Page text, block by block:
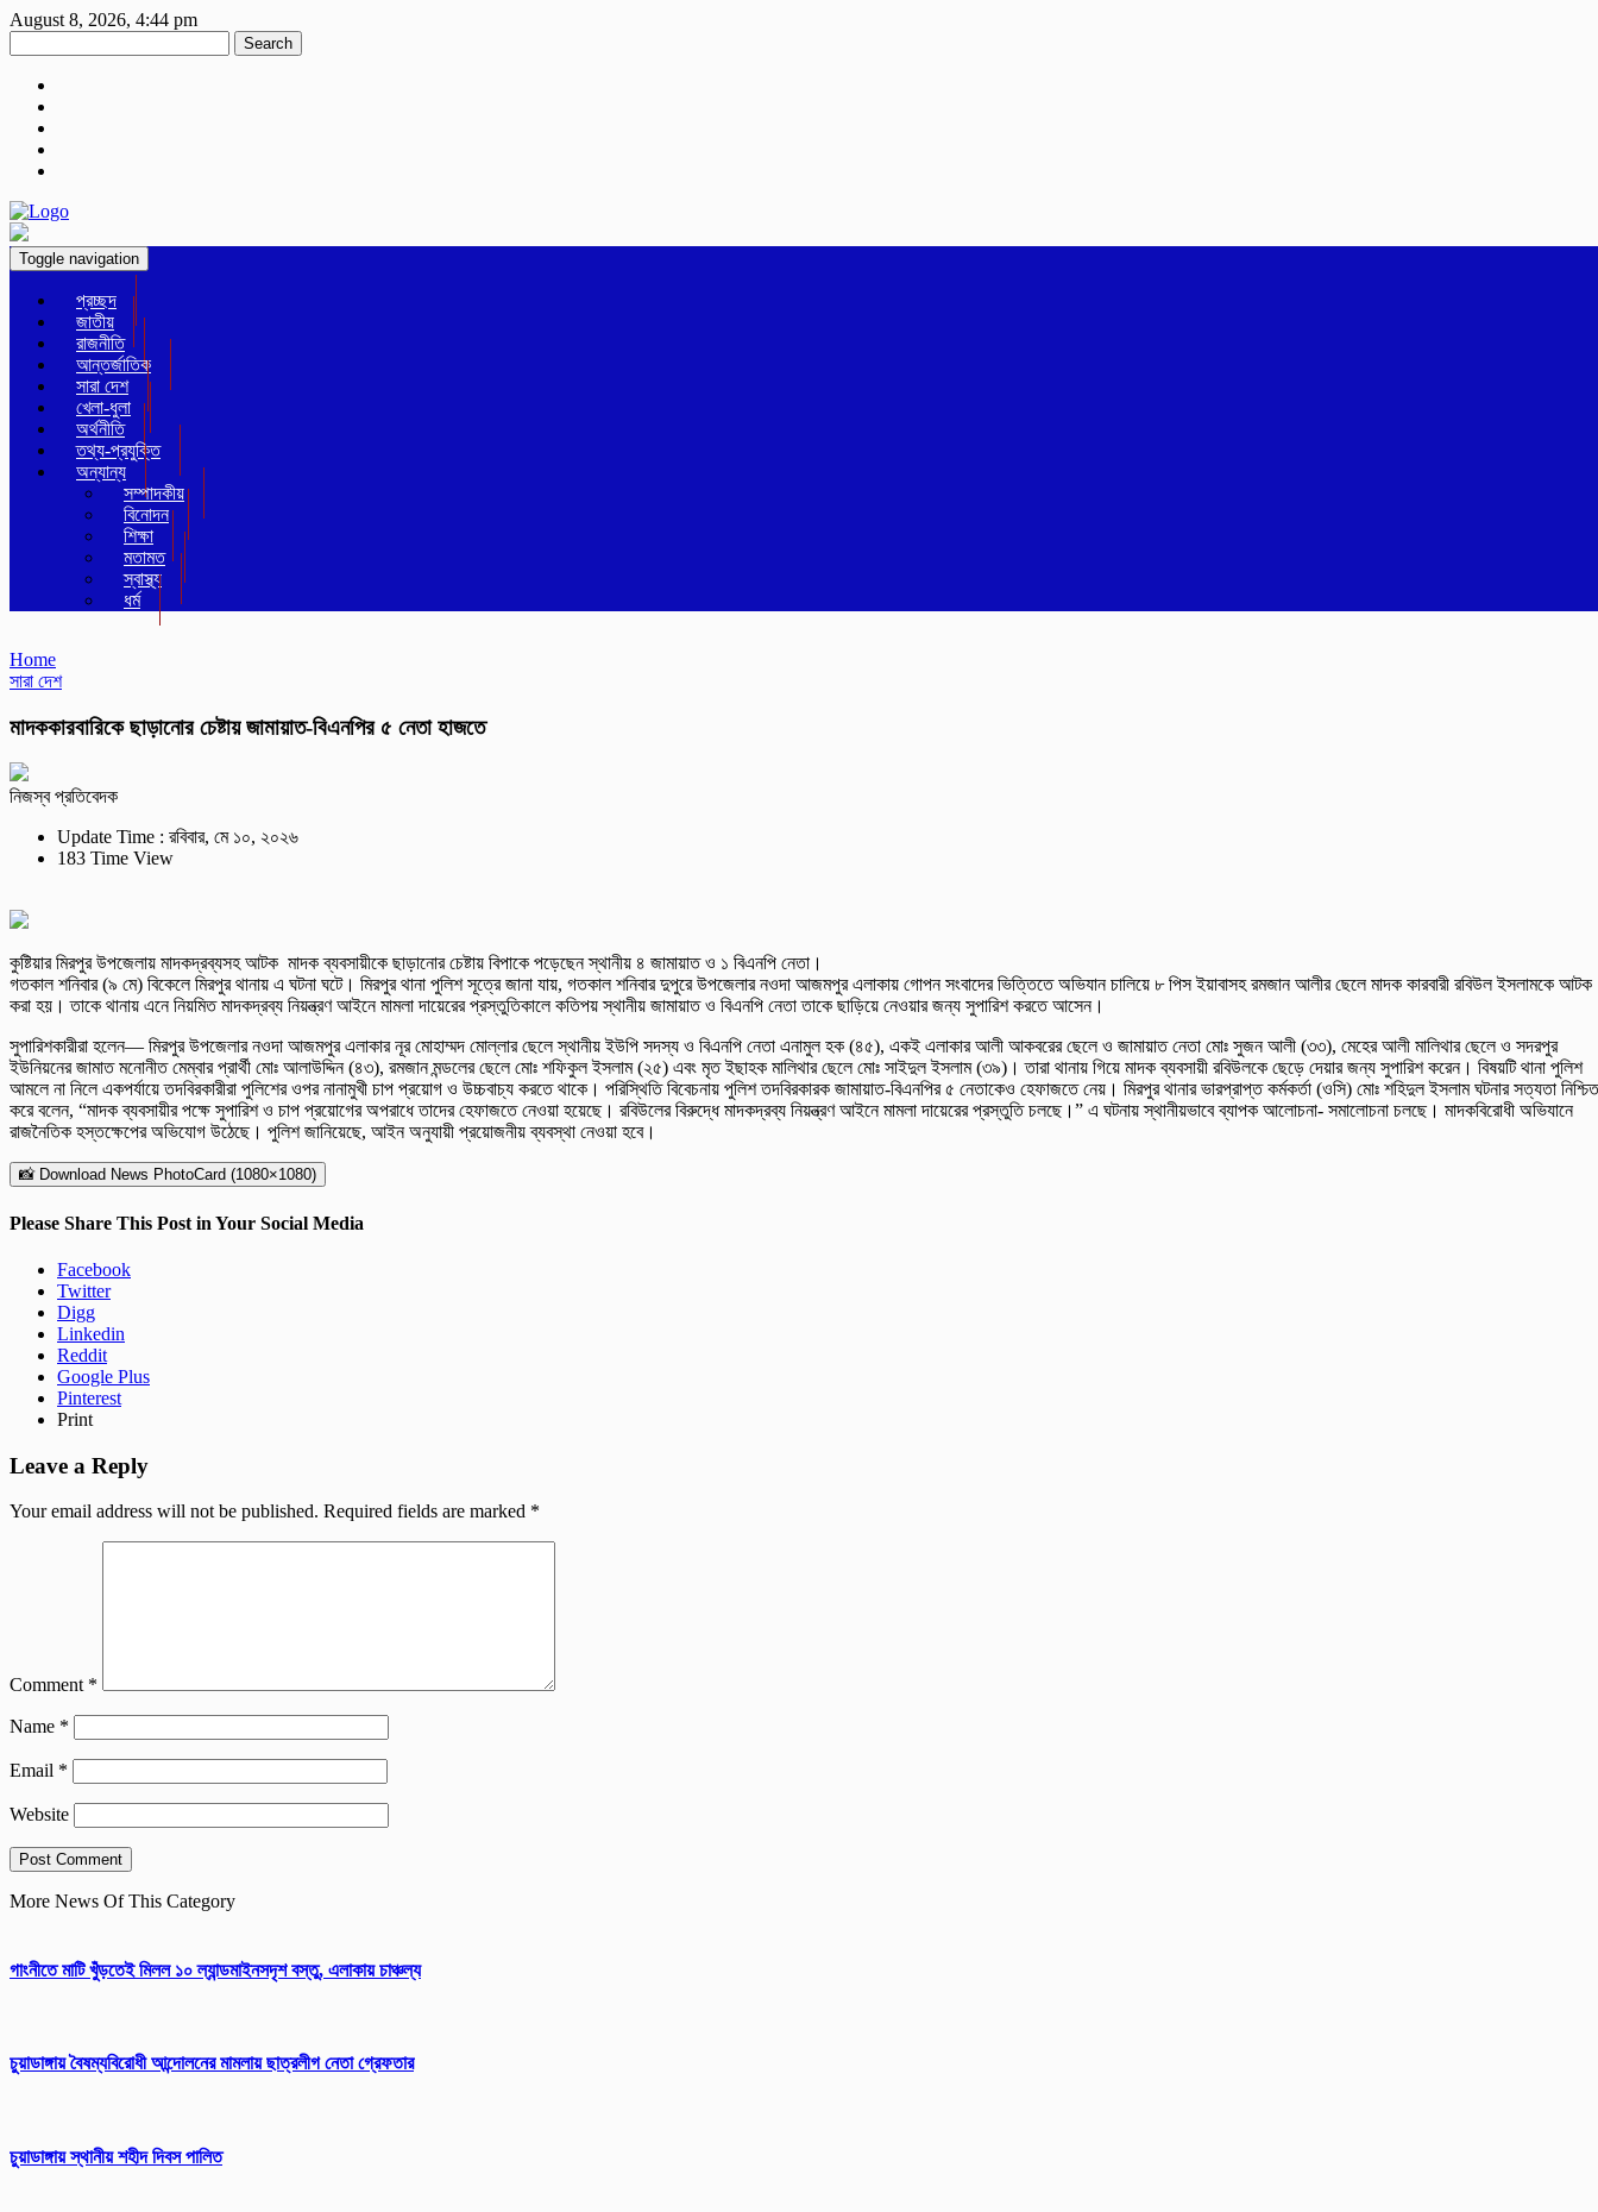
August 8, 2026, 4:44 pm
Search
Toggle navigation
প্রচ্ছদ
জাতীয়
রাজনীতি
আন্তর্জাতিক
সারা দেশ
খেলা-ধুলা
অর্থনীতি
তথ্য-প্রযুক্তি
অন্যান্য
সম্পাদকীয়
বিনোদন
শিক্ষা
মতামত
স্বাস্থ্য
ধর্ম
Home
সারা দেশ
মাদককারবারিকে ছাড়ানোর চেষ্টায় জামায়াত-বিএনপির ৫ নেতা হাজতে
নিজস্ব প্রতিবেদক
Update Time : রবিবার, মে ১০, ২০২৬
183 Time View
কুষ্টিয়ার মিরপুর উপজেলায় মাদকদ্রব্যসহ আটক মাদক ব্যবসায়ীকে ছাড়ানোর চেষ্টায় বিপাকে পড়েছেন স্থানীয় ৪ জামায়াত ও ১ বিএনপি নেতা।
গতকাল শনিবার (৯ মে) বিকেলে মিরপুর থানায় এ ঘটনা ঘটে। মিরপুর থানা পুলিশ সূত্রে জানা যায়, গতকাল শনিবার দুপুরে উপজেলার নওদা আজমপুর এলাকায় গোপন সংবাদের ভিত্তিতে অভিযান চালিয়ে ৮ পিস ইয়াবাসহ রমজান আলীর ছেলে মাদক কারবারী রবিউল ইসলামকে আটক
করা হয়। তাকে থানায় এনে নিয়মিত মাদকদ্রব্য নিয়ন্ত্রণ আইনে মামলা দায়েরের প্রস্তুতিকালে কতিপয় স্থানীয় জামায়াত ও বিএনপি নেতা তাকে ছাড়িয়ে নেওয়ার জন্য সুপারিশ করতে আসেন।
সুপারিশকারীরা হলেন— মিরপুর উপজেলার নওদা আজমপুর এলাকার নূর মোহাম্মদ মোল্লার ছেলে স্থানীয় ইউপি সদস্য ও বিএনপি নেতা এনামুল হক (৪৫), একই এলাকার আলী আকবরের ছেলে ও জামায়াত নেতা মোঃ সুজন আলী (৩৩), মেহের আলী মালিথার ছেলে ও সদরপুর
ইউনিয়নের জামাত মনোনীত মেম্বার প্রার্থী মোঃ আলাউদ্দিন (৪৩), রমজান মন্ডলের ছেলে মোঃ শফিকুল ইসলাম (২৫) এবং মৃত ইছাহক মালিথার ছেলে মোঃ সাইদুল ইসলাম (৩৯)। তারা থানায় গিয়ে মাদক ব্যবসায়ী রবিউলকে ছেড়ে দেয়ার জন্য সুপারিশ করেন। বিষয়টি থানা পুলিশ
আমলে না নিলে একপর্যায়ে তদবিরকারীরা পুলিশের ওপর নানামুখী চাপ প্রয়োগ ও উচ্চবাচ্য করতে থাকে। পরিস্থিতি বিবেচনায় পুলিশ তদবিরকারক জামায়াত-বিএনপির ৫ নেতাকেও হেফাজতে নেয়। মিরপুর থানার ভারপ্রাপ্ত কর্মকর্তা (ওসি) মোঃ শহিদুল ইসলাম ঘটনার সত্যতা নিশ্চিত
করে বলেন, “মাদক ব্যবসায়ীর পক্ষে সুপারিশ ও চাপ প্রয়োগের অপরাধে তাদের হেফাজতে নেওয়া হয়েছে। রবিউলের বিরুদ্ধে মাদকদ্রব্য নিয়ন্ত্রণ আইনে মামলা দায়েরের প্রস্তুতি চলছে।” এ ঘটনায় স্থানীয়ভাবে ব্যাপক আলোচনা- সমালোচনা চলছে। মাদকবিরোধী অভিযানে
রাজনৈতিক হস্তক্ষেপের অভিযোগ উঠেছে। পুলিশ জানিয়েছে, আইন অনুযায়ী প্রয়োজনীয় ব্যবস্থা নেওয়া হবে।
📸 Download News PhotoCard (1080×1080)
Please Share This Post in Your Social Media
Facebook
Twitter
Digg
Linkedin
Reddit
Google Plus
Pinterest
Print
Leave a Reply
Your email address will not be published. Required fields are marked *
Comment *
Name *
Email *
Website
More News Of This Category
গাংনীতে মাটি খুঁড়তেই মিলল ১০ ল্যান্ডমাইনসদৃশ বস্তু, এলাকায় চাঞ্চল্য
চুয়াডাঙ্গায় বৈষম্যবিরোধী আন্দোলনের মামলায় ছাত্রলীগ নেতা গ্রেফতার
চুয়াডাঙ্গায় স্থানীয় শহীদ দিবস পা‌লিত